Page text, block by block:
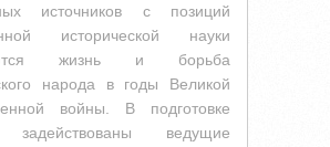
источников с позиций
исторической науки
жизнь и борьба
народа в годы Великой
войны. В подготовке
задействованы ведущие